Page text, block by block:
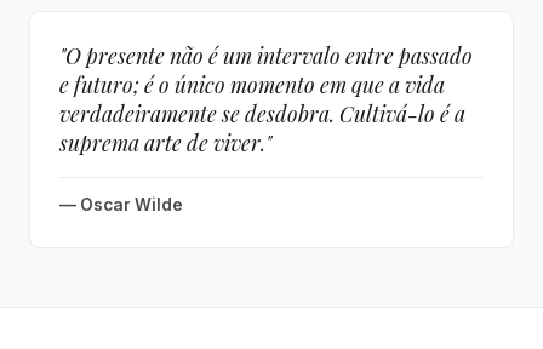
"O presente não é um intervalo entre passado
e futuro; é o único momento em que a vida
verdadeiramente se desdobra. Cultivá-lo é a
suprema arte de viver."
— Oscar Wilde